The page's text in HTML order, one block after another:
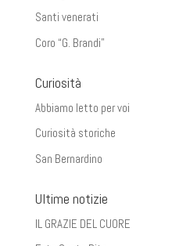
Santi venerati
Coro “G. Brandi”
Curiosità
Abbiamo letto per voi
Curiosità storiche
San Bernardino
Ultime notizie
IL GRAZIE DEL CUORE